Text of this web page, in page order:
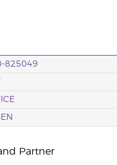
825049
Partner